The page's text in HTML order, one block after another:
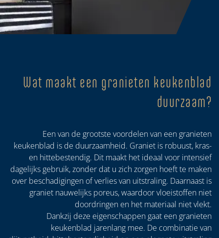
Wat maakt een granieten keukenblad
duurzaam?
Een van de grootste voordelen van een granieten
keukenblad is de duurzaamheid. Graniet is robuust, kras-
en hittebestendig. Dit maakt het ideaal voor intensief
dagelijks gebruik, zonder dat u zich zorgen hoeft te maken
over beschadigingen of verlies van uitstraling. Daarnaast is
graniet nauwelijks poreus, waardoor vloeistoffen niet
doordringen en het materiaal niet vlekt.
Dankzij deze eigenschappen gaat een granieten
keukenblad jarenlang mee. De combinatie van